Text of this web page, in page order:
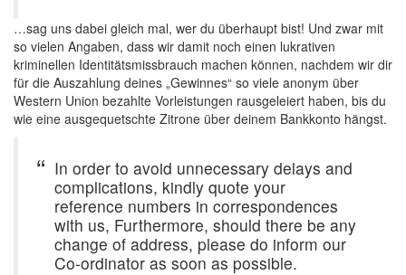
…sag uns dabei gleich mal, wer du überhaupt bist! Und zwar mit
so vielen Angaben, dass wir damit noch einen lukrativen
kriminellen Identitätsmissbrauch machen können, nachdem wir dir
für die Auszahlung deines „Gewinnes“ so viele anonym über
Western Union bezahlte Vorleistungen rausgeleiert haben, bis du
wie eine ausgequetschte Zitrone über deinem Bankkonto hängst.
In order to avoid unnecessary delays and
complications, kindly quote your
reference numbers in correspondences
with us, Furthermore, should there be any
change of address, please do inform our
Co-ordinator as soon as possible.